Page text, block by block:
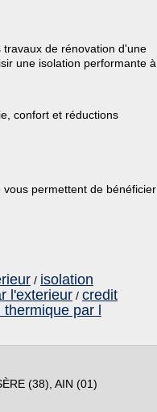
de rénovation d'une
une isolation performante à
confort et réductions
permettent de bénéficier
/ isolation
l'exterieur / credit
par l
(38), AIN (01)